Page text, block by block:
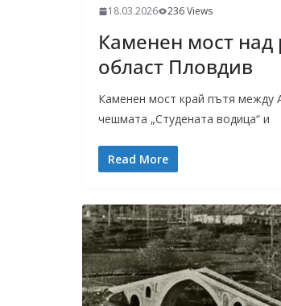
18.03.2026 236 Views
Каменен мост
област Пловдив
Каменен мост край пътя между
чешмата „Студената водица“ и
Read More